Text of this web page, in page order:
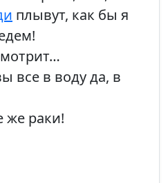
плывут, как бы я
все в воду да, в
же раки!